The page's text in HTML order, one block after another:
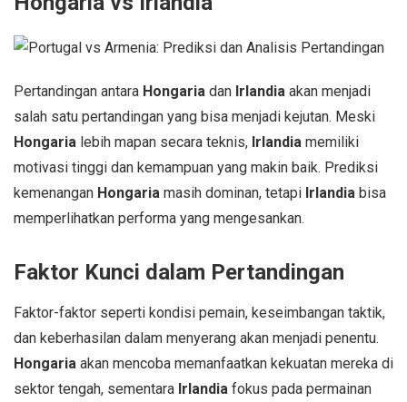
Pertandingan antara Hongaria dan Irlandia akan menjadi
salah satu pertandingan yang bisa menjadi kejutan. Meski
Hongaria lebih mapan secara teknis, Irlandia memiliki
motivasi tinggi dan kemampuan yang makin baik. Prediksi
kemenangan Hongaria masih dominan, tetapi Irlandia bisa
memperlihatkan performa yang mengesankan.
Faktor Kunci dalam Pertandingan
Faktor-faktor seperti kondisi pemain, keseimbangan taktik,
dan keberhasilan dalam menyerang akan menjadi penentu.
Hongaria akan mencoba memanfaatkan kekuatan mereka di
sektor tengah, sementara Irlandia fokus pada permainan